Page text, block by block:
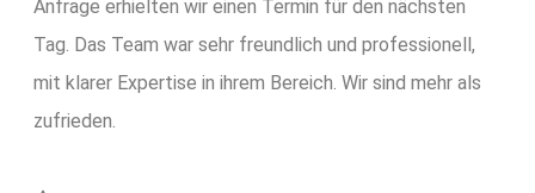
Anfrage erhielten wir einen Termin für den nächsten
Tag. Das Team war sehr freundlich und professionell,
mit klarer Expertise in ihrem Bereich. Wir sind mehr als
zufrieden.